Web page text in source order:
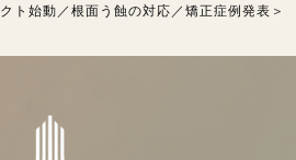
始動／根面う蝕の対応／矯正症例発表＞